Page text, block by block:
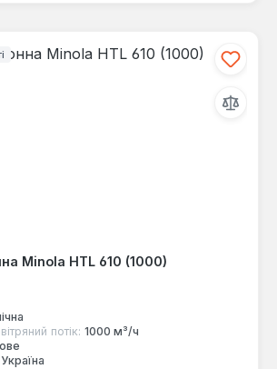
Minola HTL 610 (1000)
потік: 1000 м³/ч
Україна